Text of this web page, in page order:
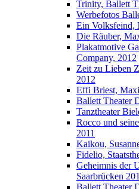
Trinity, Ballett
Werbefotos
Ein Volksfeind,
Die Räuber,
Plakatmotive
Company, 2012
Zeit zu Lieben
2012
Effi Briest,
Ballett Theater
Tanztheater
Rocco und
2011
Kaikou,
Fidelio,
Geheimnis der
Saarbrücken
Ballett Theater